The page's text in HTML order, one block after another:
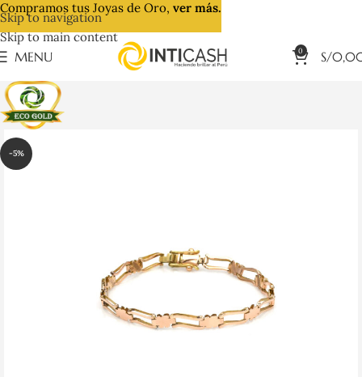
Skip to navigation
Skip to main content
MENU 0 S/
-5%
Compramos tus Joyas de Oro, ver más.